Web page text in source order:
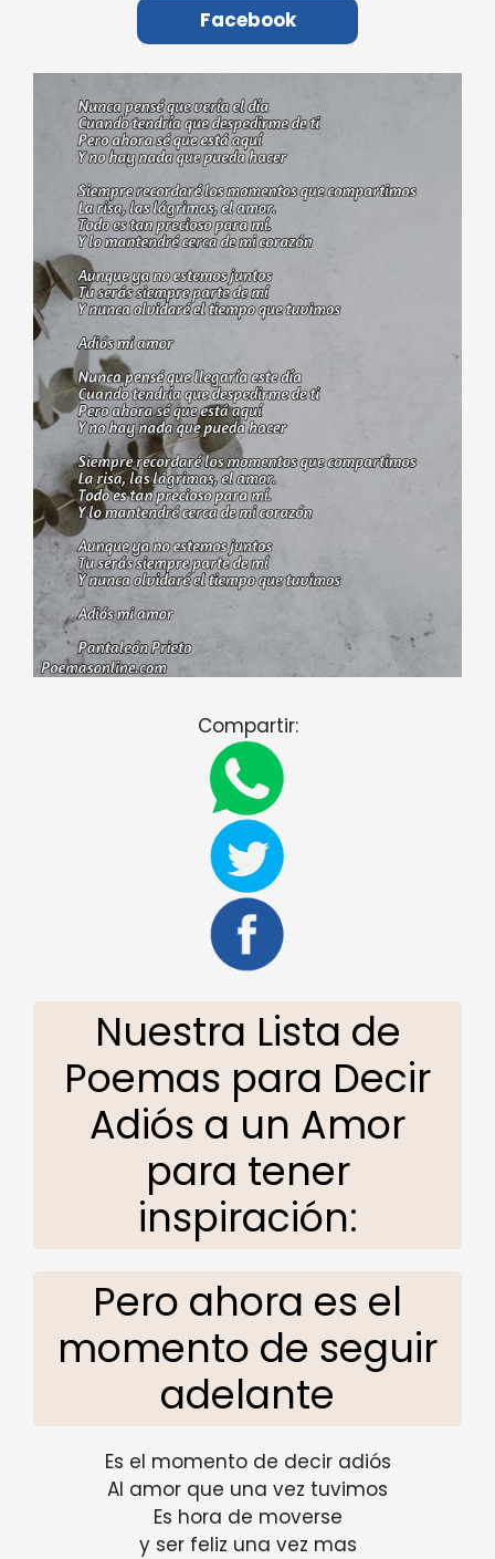
Facebook
Compartir:
Nuestra Lista de
Poemas para Decir
Adiós a un Amor
para tener
inspiración:
Pero ahora es el
momento de seguir
adelante
Es el momento de decir adiós
Al amor que una vez tuvimos
Es hora de moverse
y ser feliz una vez mas